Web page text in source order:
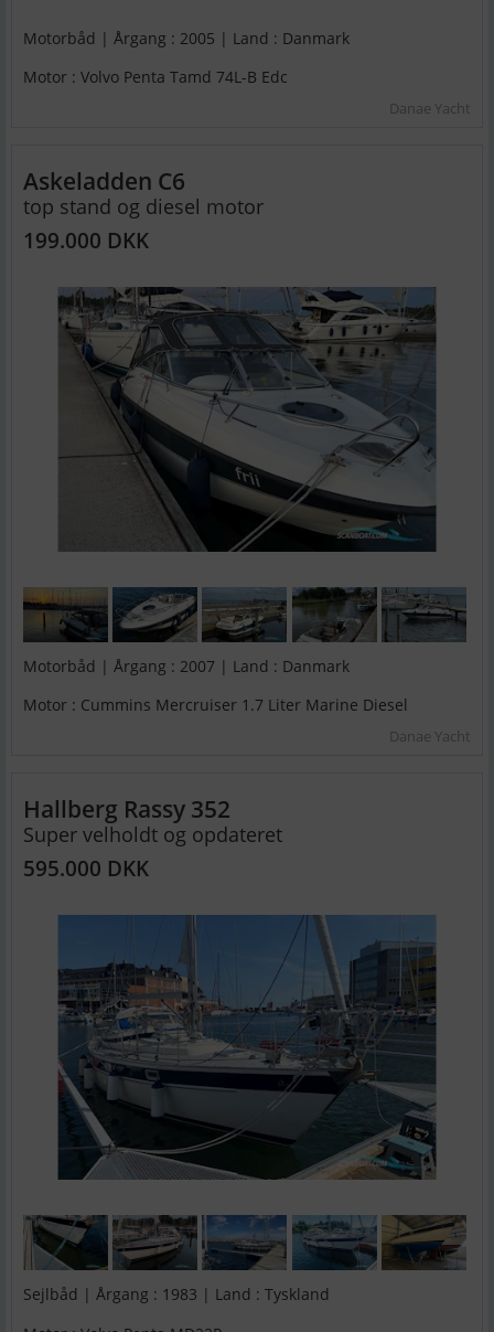
Motorbåd | Årgang : 2005 | Land : Danmark
Motor : Volvo Penta Tamd 74L-B Edc
Danae Yacht
Askeladden C6
top stand og diesel motor
199.000 DKK
Motorbåd | Årgang : 2007 | Land : Danmark
Motor : Cummins Mercruiser 1.7 Liter Marine Diesel
Danae Yacht
Hallberg Rassy 352
Super velholdt og opdateret
595.000 DKK
Sejlbåd | Årgang : 1983 | Land : Tyskland